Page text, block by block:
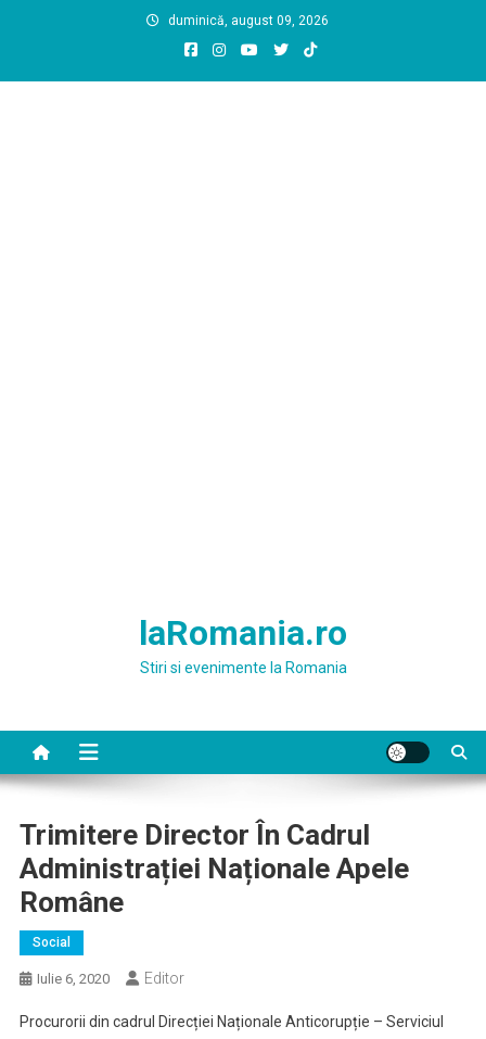
duminică, august 09, 2026
laRomania.ro
Stiri si evenimente la Romania
Trimitere Director În Cadrul
Administrației Naționale Apele
Române
Social
Iulie 6, 2020 Editor
Procurorii din cadrul Direcției Naționale Anticorupție – Serviciul